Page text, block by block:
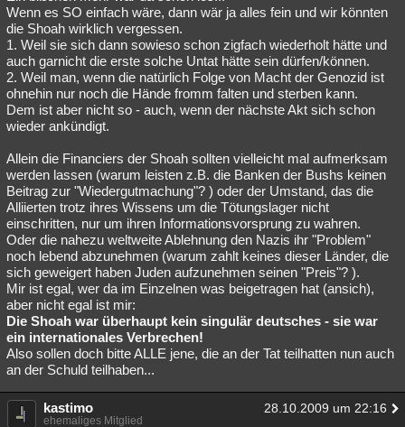
Wenn es SO einfach wäre, dann wär ja alles fein und wir könnten
die Shoah wirklich vergessen.
1. Weil sie sich dann sowieso schon zigfach wiederholt hätte und
auch garnicht die erste solche Untat hätte sein dürfen/können.
2. Weil man, wenn die natürlich Folge von Macht der Genozid ist
ohnehin nur noch die Hände fromm falten und sterben kann.
Dem ist aber nicht so - auch, wenn der nächste Akt sich schon
wieder ankündigt.
Allein die Financiers der Shoah sollten vielleicht mal aufmerksam
werden lassen (warum leisten z.B. die Banken der Bushs keinen
Beitrag zur "Wiedergutmachung"? ) oder der Umstand, das die
Alliierten trotz ihres Wissens um die Tötungslager nicht
einschritten, nur um ihren Informationsvorsprung zu wahren.
Oder die nahezu weltweite Ablehnung den Nazis ihr "Problem"
noch lebend abzunehmen (warum zahlt keines dieser Länder, die
sich geweigert haben Juden aufzunehmen seinen "Preis"? ).
Mir ist egal, wer da im Einzelnen was beigetragen hat (ansich),
aber nicht egal ist mir:
Die Shoah war überhaupt kein singulär deutsches - sie war
ein internationales Verbrechen!
Also sollen doch bitte ALLE jene, die an der Tat teilhatten nun auch
an der Schuld teilhaben...
kastimo 28.10.2009 um 22:16
ehemaliges Mitglied